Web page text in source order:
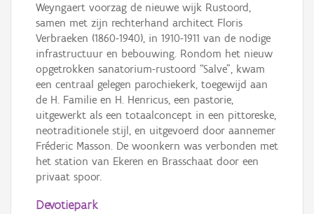
Weyngaert voorzag de nieuwe wijk Rustoord,
samen met zijn rechterhand architect Floris
Verbraeken (1860-1940), in 1910-1911 van de nodige
infrastructuur en bebouwing. Rondom het nieuw
opgetrokken sanatorium-rustoord “Salve”, kwam
een centraal gelegen parochiekerk, toegewijd aan
de H. Familie en H. Henricus, een pastorie,
uitgewerkt als een totaalconcept in een pittoreske,
neotraditionele stijl, en uitgevoerd door aannemer
Fréderic Masson. De woonkern was verbonden met
het station van Ekeren en Brasschaat door een
privaat spoor.
Devotiepark